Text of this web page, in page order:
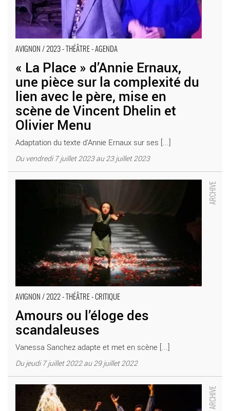
AVIGNON / 2023 - THÉÂTRE - AGENDA
« La Place » d’Annie Ernaux,
une pièce sur la complexité du
lien avec le père, mise en
scène de Vincent Dhelin et
Olivier Menu
Adaptation du texte d’Annie Ernaux sur ses [...]
Du vendredi 7 juillet 2023 au 23 juillet 2023
AVIGNON / 2022 - THÉÂTRE - CRITIQUE
Amours ou l’éloge des
scandaleuses
Vanessa Sanchez adapte et met en scène [...]
Du jeudi 7 juillet 2022 au 29 juillet 2022
Amours ou l’éloge des scandaleuses - Critique sortie Avignon /
2022 Avignon Avignon Off. Présence Pasteur
Lanton - Critique sortie Avignon / 2022 Avignon Avignon Off.
Présence Pasteur